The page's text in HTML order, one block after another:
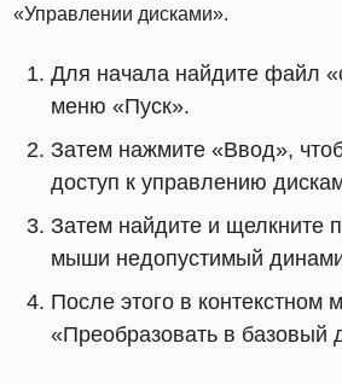
«Управлении дисками».
Для начала найдите файл
меню «Пуск».
Затем нажмите «Ввод»,
доступ к управлению
Затем найдите и щелкните
мыши недопустимый
После этого в контекстном
«Преобразовать в базовый